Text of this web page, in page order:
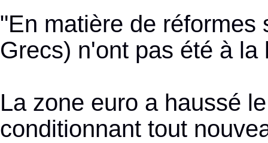
"En matière de réformes
Grecs) n'ont pas été à
La zone euro a haussé
conditionnant tout